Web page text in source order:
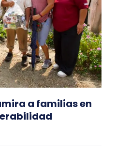
a familias en